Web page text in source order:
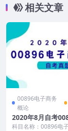
相关文章
00896电子商务
概论
2020年8月自考
务概论真题及答案
科目名称：00896电